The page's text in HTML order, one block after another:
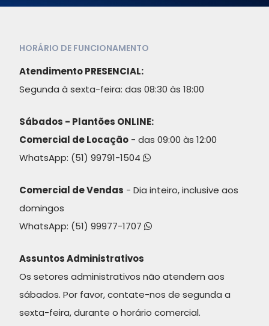
HORÁRIO DE FUNCIONAMENTO
Atendimento PRESENCIAL:
Segunda à sexta-feira: das 08:30 às 18:00
Sábados - Plantões ONLINE:
Comercial de Locação - das 09:00 às 12:00
WhatsApp: (51) 99791-1504
Comercial de Vendas - Dia inteiro, inclusive aos
domingos
WhatsApp: (51) 99977-1707
Assuntos Administrativos
Os setores administrativos não atendem aos
sábados. Por favor, contate-nos de segunda a
sexta-feira, durante o horário comercial.